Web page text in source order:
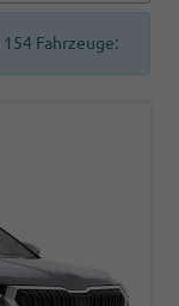
154 Fahrzeuge: